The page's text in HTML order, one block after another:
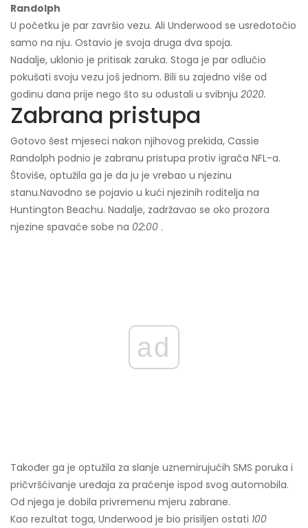
Randolph
U početku je par završio vezu. Ali Underwood se usredotočio
samo na nju. Ostavio je svoja druga dva spoja.
Nadalje, uklonio je pritisak zaruka. Stoga je par odlučio
pokušati svoju vezu još jednom. Bili su zajedno više od
godinu dana prije nego što su odustali u svibnju 2020.
Zabrana pristupa
Gotovo šest mjeseci nakon njihovog prekida, Cassie
Randolph podnio je zabranu pristupa protiv igrača NFL-a.
Štoviše, optužila ga je da ju je vrebao u njezinu
stanu.Navodno se pojavio u kući njezinih roditelja na
Huntington Beachu. Nadalje, zadržavao se oko prozora
njezine spavaće sobe na 02:00 .
ad
Također ga je optužila za slanje uznemirujućih SMS poruka i
pričvršćivanje uređaja za praćenje ispod svog automobila.
Od njega je dobila privremenu mjeru zabrane.
Kao rezultat toga, Underwood je bio prisiljen ostati 100